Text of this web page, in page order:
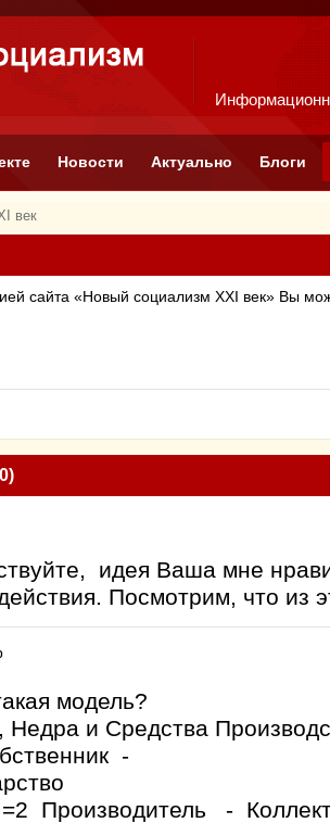
Новости Актуально Блоги
век
сайта «Новый социализм XXI век» Вы
идея Ваша мне
Посмотрим, что из
модель?
Недра и Средства
-
-